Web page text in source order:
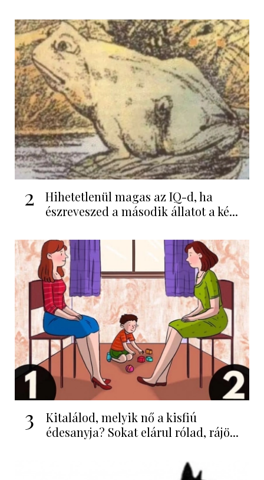
2
Hihetetlenül magas az IQ-d, ha
észreveszed a második állatot a ké...
3
Kitalálod, melyik nő a kisfiú
édesanyja? Sokat elárul rólad, rájö...